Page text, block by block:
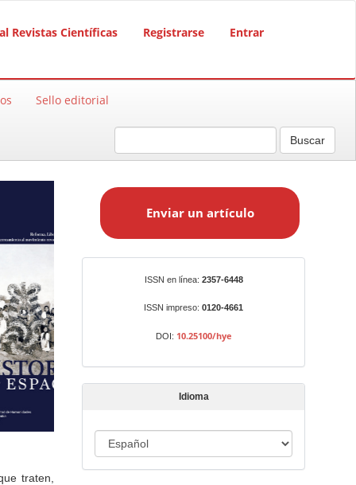
Revistas Científicas Registrarse Entrar
Sello editorial
Buscar
traten,
a
t
í
o
Enviar un artículo
ISSN en línea: 2357-6448
ISSN impreso: 0120-4661
DOI: 10.25100/hye
Idioma
d